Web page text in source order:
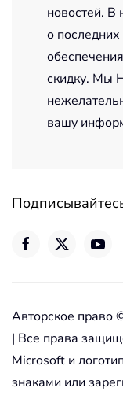
новостей. В
о
скидку. Мы
вашу
Авторское право
| Все права
Microsoft и
знаками или